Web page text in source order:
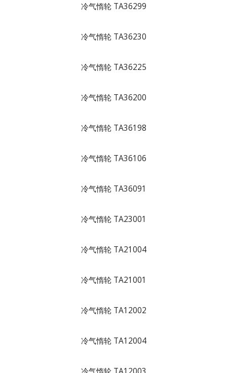
冷气惰轮 TA36299
冷气惰轮 TA36230
冷气惰轮 TA36225
冷气惰轮 TA36200
冷气惰轮 TA36198
冷气惰轮 TA36106
冷气惰轮 TA36091
冷气惰轮 TA23001
冷气惰轮 TA21004
冷气惰轮 TA21001
冷气惰轮 TA12002
冷气惰轮 TA12004